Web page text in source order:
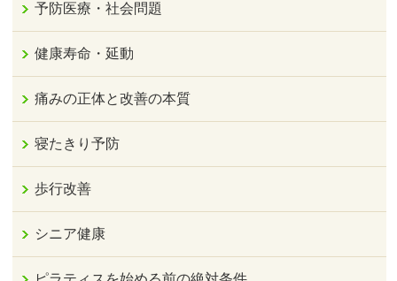
予防医療・社会問題
健康寿命・延動
痛みの正体と改善の本質
寝たきり予防
歩行改善
シニア健康